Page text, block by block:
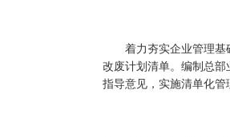
着力夯实企业管理基础
改废计划清单。编制总
指导意见，实施清单化管